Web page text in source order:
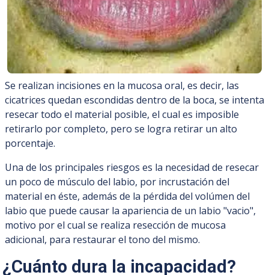
Se realizan incisiones en la mucosa oral, es decir, las
cicatrices quedan escondidas dentro de la boca, se intenta
resecar todo el material posible, el cual es imposible
retirarlo por completo, pero se logra retirar un alto
porcentaje.
Una de los principales riesgos es la necesidad de resecar
un poco de músculo del labio, por incrustación del
material en éste, además de la pérdida del volúmen del
labio que puede causar la apariencia de un labio "vacio",
motivo por el cual se realiza resección de mucosa
adicional, para restaurar el tono del mismo.
¿Cuánto dura la incapacidad?